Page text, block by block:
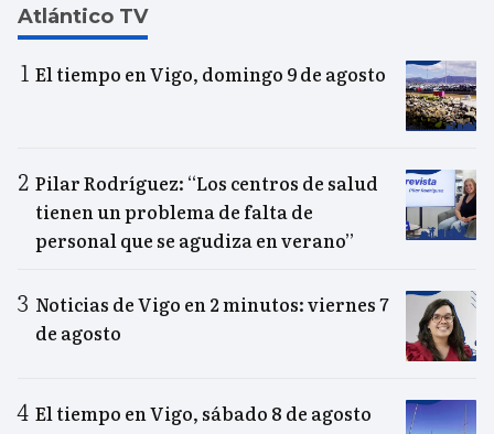
Atlántico TV
El tiempo en Vigo, domingo 9 de agosto
Pilar Rodríguez: “Los centros de salud
tienen un problema de falta de
personal que se agudiza en verano”
Noticias de Vigo en 2 minutos: viernes 7
de agosto
El tiempo en Vigo, sábado 8 de agosto